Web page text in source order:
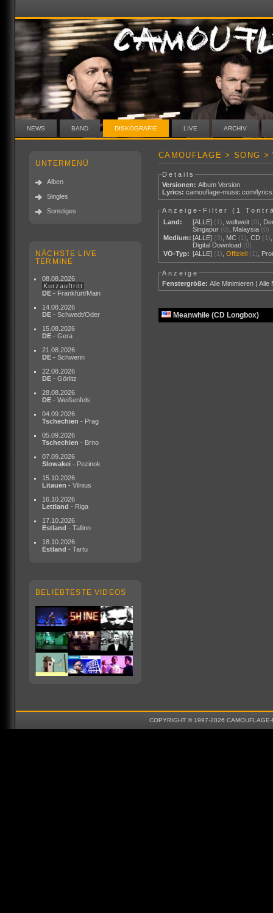
NEWS BAND DISKOGRAFIE LIVE ARCHIV
UNTERMENÜ
Alben
Singles
Sonstiges
NÄCHSTE LIVE
TERMINE
08.08.2026
Kurzauftritt
DE - Frankfurt/Main
14.08.2026
DE - Schwedt/Oder
15.08.2026
DE - Gera
21.08.2026
DE - Schwerin
22.08.2026
DE - Görlitz
28.08.2026
DE - Weißenfels
04.09.2026
Tschechien - Prag
05.09.2026
Tschechien - Brno
07.09.2026
Slowakei - Pezinok
15.10.2026
Litauen - Vilnius
16.10.2026
Lettland - Riga
17.10.2026
Estland - Tallinn
18.10.2026
Estland - Tartu
BELIEBTESTE VIDEOS
CAMOUFLAGE > SONG
Details
Versionen: Album Version
Lyrics: camouflage-music.com/
Anzeige-Filter ( 1
Land:
[ALLE] (1) ,weltweit (0)
Singapur (0) Malaysia (0)
Medium: [ALLE] (3) MC (1) ,CD (1)
Digital Download (0)
VÖ-Typ: [ALLE] (1) ,Offiziell (1)
Anzeige
Fenstergröße: Alle Minimieren |Alle
Meanwhile (CD Longbox)
COPYRIGHT © 1997-2026 CAMOUFLAGE-